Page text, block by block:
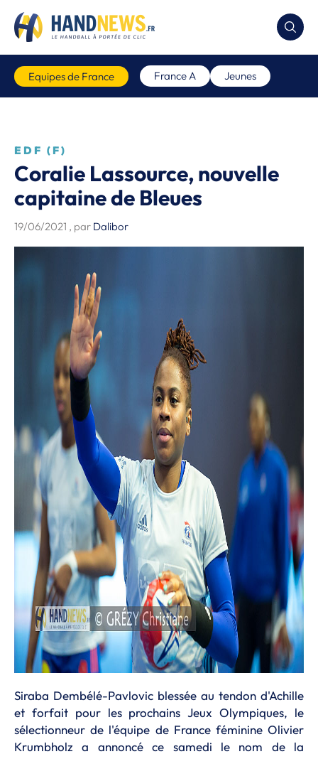
Equipes de France France A Jeunes
EDF (F)
Coralie Lassource, nouvelle
capitaine de Bleues
19/06/2021 , par Dalibor
Siraba Dembélé-Pavlovic blessée au tendon d'Achille
et forfait pour les prochains Jeux Olympiques, le
sélectionneur de l'équipe de France féminine Olivier
Krumbholz a annoncé ce samedi le nom de la